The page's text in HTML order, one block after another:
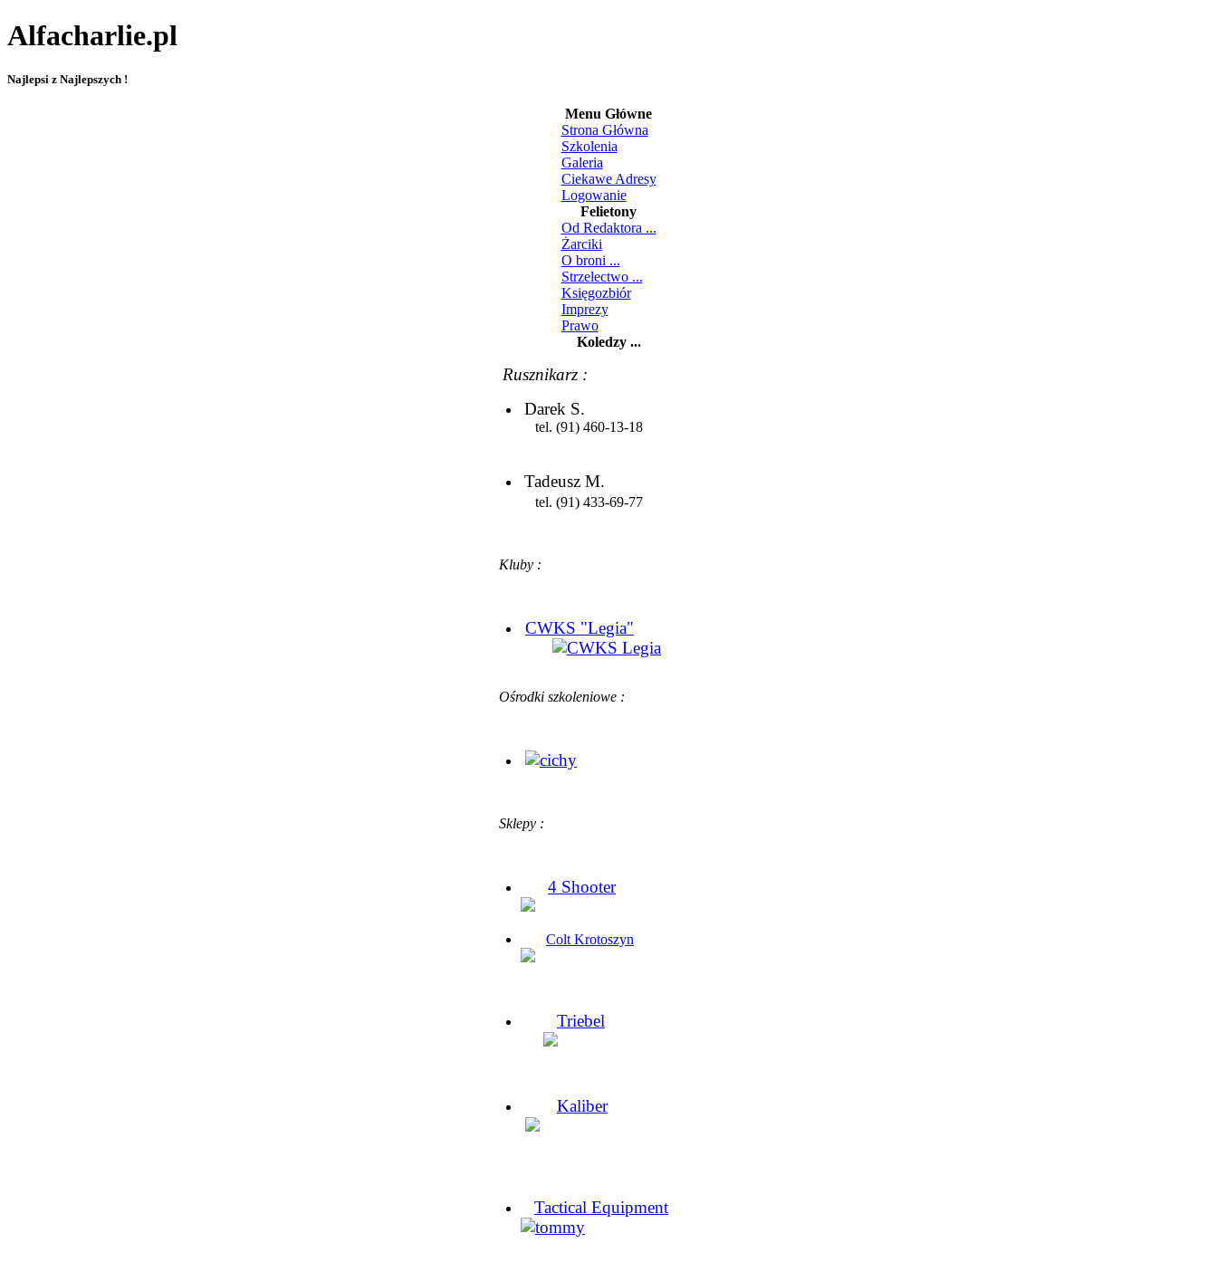
Alfacharlie.pl
Najlepsi z Najlepszych !
Menu Główne
Strona Główna
Szkolenia
Galeria
Ciekawe Adresy
Logowanie
Felietony
Od Redaktora ...
Żarciki
O broni ...
Strzelectwo ...
Księgozbiór
Imprezy
Prawo
Koledzy ...
Rusznikarz :
Darek S.
tel. (91) 460-13-18
Tadeusz M.
tel. (91) 433-69-77
Kluby :
CWKS "Legia"
Ośrodki szkoleniowe :
Sklepy :
4 Shooter
Colt Krotoszyn
Triebel
Kaliber
Tactical Equipment